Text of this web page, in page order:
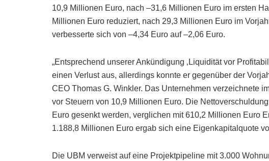
10,9 Millionen Euro, nach –31,6 Millionen Euro im ersten
Millionen Euro reduziert, nach 29,3 Millionen Euro im
verbesserte sich von –4,34 Euro auf –2,06 Euro.
„Entsprechend unserer Ankündigung ‚Liquidität vor
einen Verlust aus, allerdings konnte er gegenüber der
CEO Thomas G. Winkler. Das Unternehmen verzeichnete
vor Steuern von 10,9 Millionen Euro. Die
Euro gesenkt werden, verglichen mit 610,2 Millionen Euro
1.188,8 Millionen Euro ergab sich eine Eigenkapitalquote
Die UBM verweist auf eine Projektpipeline mit 3.000